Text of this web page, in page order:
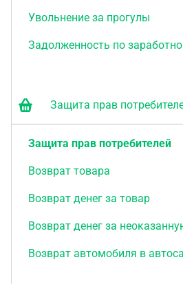
Увольнение за прогулы
Задолженность по
Защита прав
Защита прав потребителей
Возврат товара
Возврат денег за товар
Возврат денег за
Возврат автомобиля в